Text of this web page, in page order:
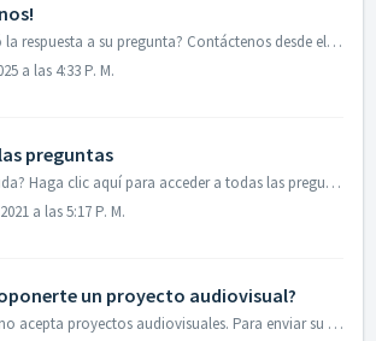
¿No encontró la respuesta a su pregunta? Contáctenos desde el botón "Ayuda" del sitio o de la aplicación TV5MONDE+.
a las 4:33 P. M.
preguntas
¿Necesita ayuda? Haga clic aquí para acceder a todas las preguntas frecuentes.
a las 5:17 P. M.
un proyecto audiovisual?
TV5MONDE+ no acepta proyectos audiovisuales. Para enviar su propuesta, póngase en contacto con el equipo de TV5MONDE a través del siguiente enlace: http://...